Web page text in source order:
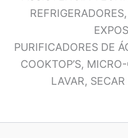
PURIFICADORES DE
COOKTOP’S,
LAVAR,